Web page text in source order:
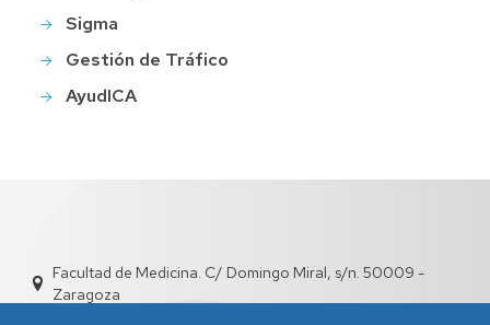
Sigma
Gestión de Tráfico
AyudICA
Facultad de Medicina. C/ Domingo Miral, s/n. 50009 -
Zaragoza